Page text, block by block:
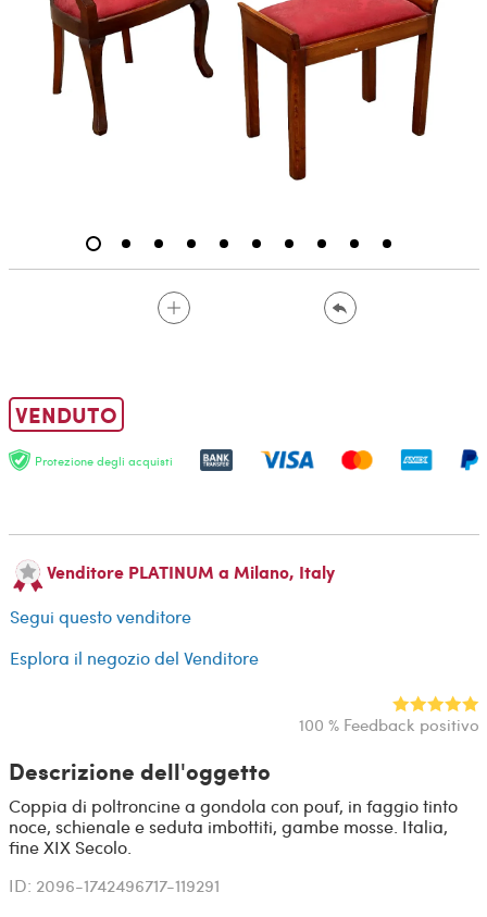
VENDUTO
Protezione degli acquisti
Venditore PLATINUM a Milano, Italy
Segui questo venditore
Esplora il negozio del Venditore
100 % Feedback positivo
Descrizione dell'oggetto
Coppia di poltroncine a gondola con pouf, in faggio tinto
noce, schienale e seduta imbottiti, gambe mosse. Italia,
fine XIX Secolo.
ID: 2096-1742496717-119291